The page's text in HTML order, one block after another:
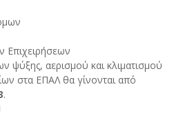
Επιχειρήσεων
ψύξης, αερισμού και κλιματισμού
στα ΕΠΑΛ θα γίνονται από
.